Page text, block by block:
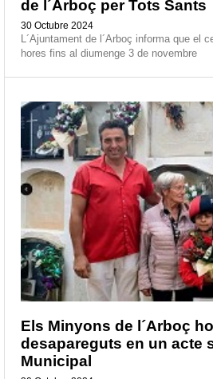
de l´Arboç per Tots Sants
30 Octubre 2024
L´Ajuntament de l´Arboç informa que el
hores fins al diumenge 3 de novembre
Els Minyons de l´Arboç
desapareguts en un acte
Municipal